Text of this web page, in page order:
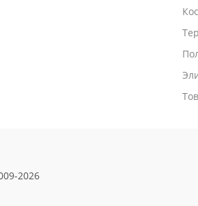
Визитницы настольные
2026